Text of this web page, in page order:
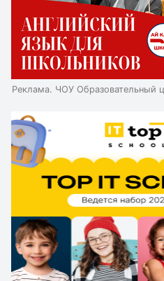
различных
оказывать услуги по
сопровождению семейного
Реклама. ЧОУ Образовательный